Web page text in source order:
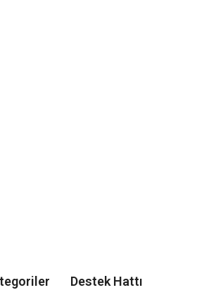
Destek Hattı